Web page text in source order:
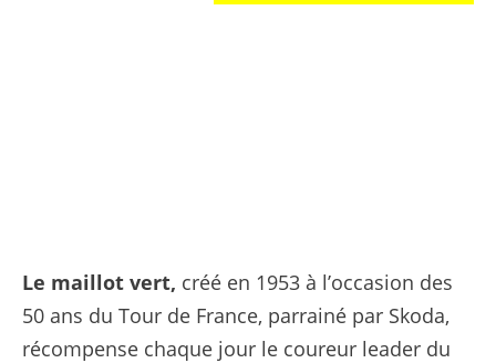
Le maillot vert, créé en 1953 à l’occasion des
50 ans du Tour de France, parrainé par Skoda,
récompense chaque jour le coureur leader du